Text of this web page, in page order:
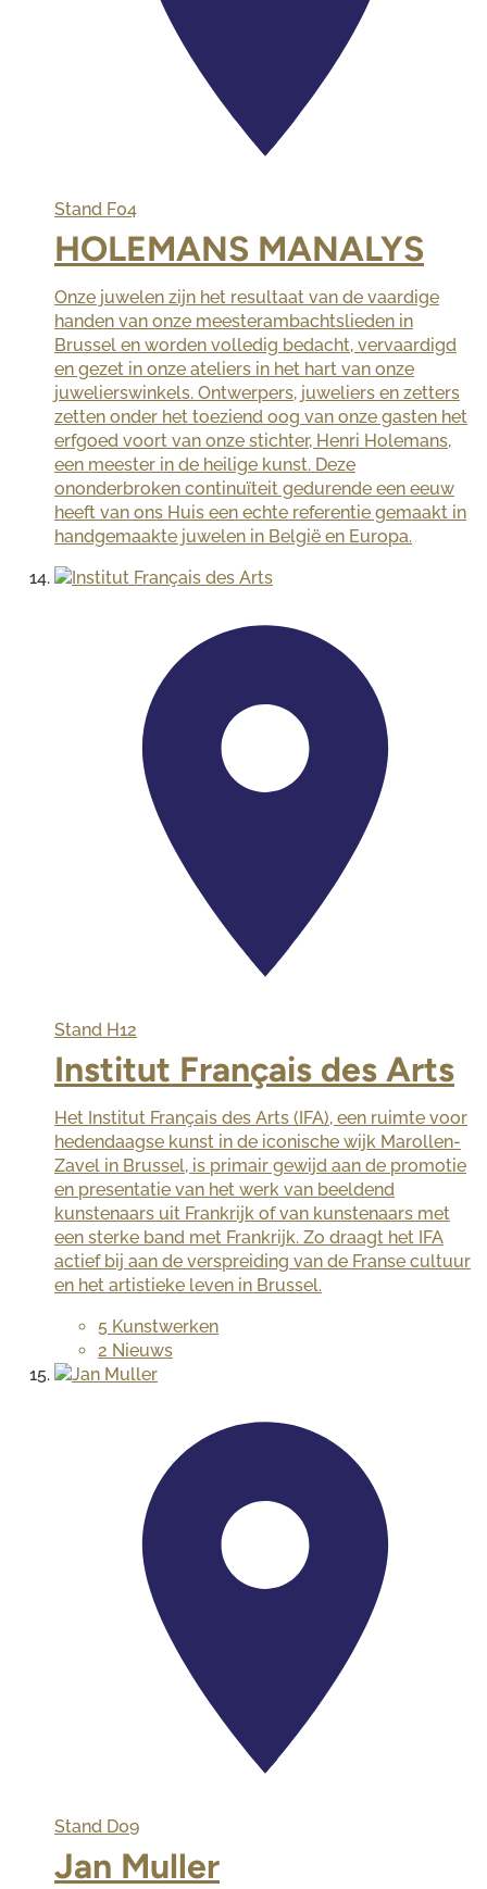
Stand F04
HOLEMANS MANALYS
Onze juwelen zijn het resultaat van de vaardige
handen van onze meesterambachtslieden in
Brussel en worden volledig bedacht, vervaardigd
en gezet in onze ateliers in het hart van onze
juwelierswinkels. Ontwerpers, juweliers en zetters
zetten onder het toeziend oog van onze gasten het
erfgoed voort van onze stichter, Henri Holemans,
een meester in de heilige kunst. Deze
ononderbroken continuïteit gedurende een eeuw
heeft van ons Huis een echte referentie gemaakt in
handgemaakte juwelen in België en Europa.
Stand H12
Institut Français des Arts
Het Institut Français des Arts (IFA), een ruimte voor
hedendaagse kunst in de iconische wijk Marollen-
Zavel in Brussel, is primair gewijd aan de promotie
en presentatie van het werk van beeldend
kunstenaars uit Frankrijk of van kunstenaars met
een sterke band met Frankrijk. Zo draagt het IFA
actief bij aan de verspreiding van de Franse cultuur
en het artistieke leven in Brussel.
5 Kunstwerken
2 Nieuws
Stand D09
Jan Muller